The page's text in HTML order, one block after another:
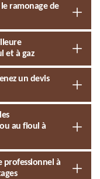
ramonage de
et à gaz
un devis
au fioul à
professionnel à